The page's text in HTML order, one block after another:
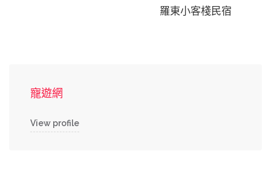
羅東小客棧民宿
寵遊網
View profile